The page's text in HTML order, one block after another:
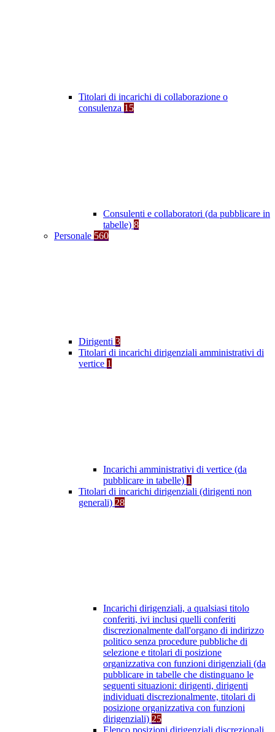
Titolari di incarichi di collaborazione o
consulenza 15
Consulenti e collaboratori (da pubblicare in
tabelle) 8
Personale 560
Dirigenti 3
Titolari di incarichi dirigenziali amministrativi di
vertice 1
Incarichi amministrativi di vertice (da
pubblicare in tabelle) 1
Titolari di incarichi dirigenziali (dirigenti non
generali) 28
Incarichi dirigenziali, a qualsiasi titolo
conferiti, ivi inclusi quelli conferiti
discrezionalmente dall'organo di indirizzo
politico senza procedure pubbliche di
selezione e titolari di posizione
organizzativa con funzioni dirigenziali (da
pubblicare in tabelle che distinguano le
seguenti situazioni: dirigenti, dirigenti
individuati discrezionalmente, titolari di
posizione organizzativa con funzioni
dirigenziali) 25